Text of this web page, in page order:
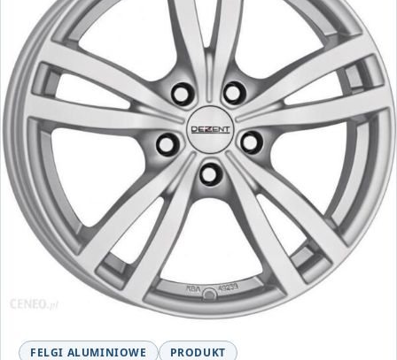
FELGI ALUMINIOWE PRODUKT